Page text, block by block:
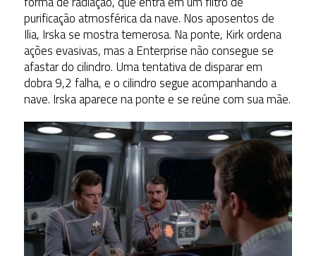
purificação atmosférica da nave. Nos aposentos de
Ilia, Irska se mostra temerosa. Na ponte, Kirk ordena
ações evasivas, mas a Enterprise não consegue se
afastar do cilindro. Uma tentativa de disparar em
dobra 9,2 falha, e o cilindro segue acompanhando a
nave. Irska aparece na ponte e se reúne com sua mãe.